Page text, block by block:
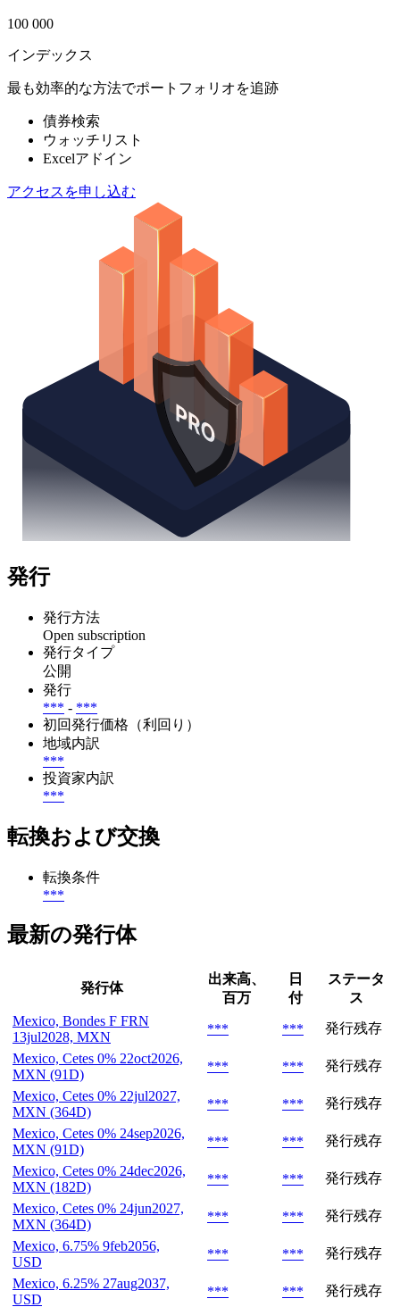
100 000
インデックス
最も効率的な方法でポートフォリオを追跡
債券検索
ウォッチリスト
Excelアドイン
アクセスを申し込む
発行
発行方法
Open subscription
発行タイプ
公開
発行
*** - ***
初回発行価格（利回り）
地域内訳
***
投資家内訳
***
転換および交換
転換条件
***
最新の発行体
発行体
出来高、
百万
日
付
ステータ
ス
Mexico, Bondes F FRN
13jul2028, MXN
*** ***
発行残存
Mexico, Cetes 0% 22oct2026,
MXN (91D)
*** ***
発行残存
Mexico, Cetes 0% 22jul2027,
MXN (364D)
*** ***
発行残存
Mexico, Cetes 0% 24sep2026,
MXN (91D)
*** ***
発行残存
Mexico, Cetes 0% 24dec2026,
MXN (182D)
*** ***
発行残存
Mexico, Cetes 0% 24jun2027,
MXN (364D)
*** ***
発行残存
Mexico, 6.75% 9feb2056,
USD
*** ***
発行残存
Mexico, 6.25% 27aug2037,
USD
*** *** 発行残存